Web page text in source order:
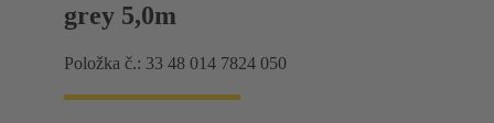
grey 5,0m
Položka č.: 33 48 014 7824 050